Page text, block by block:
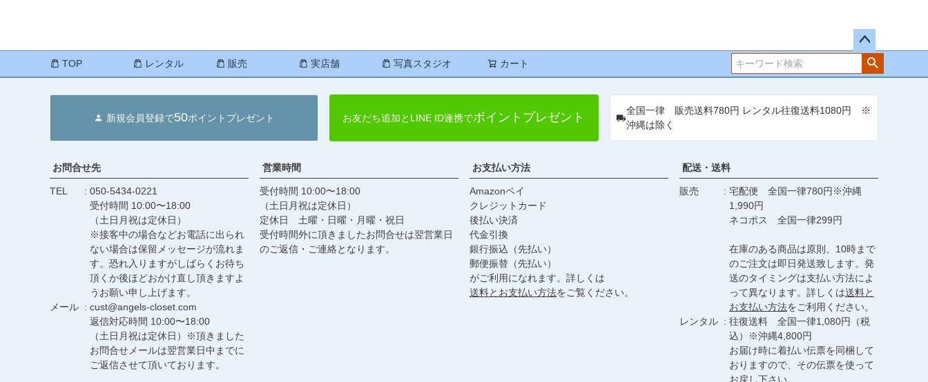
ペー
ジト
TOP レンタル 販売 実店舗 写真スタジオ カート
検索
新規会員登録で50ポイントプレゼント お友だち追加とLINE ID連携でポイントプレゼント
全国一律 販売送料780円 レンタル往復送料1080円 ※
沖縄は除く
お問合せ先
TEL
050-5434-0221
受付時間 10:00〜18:00
（土日月祝は定休日）
※接客中の場合などお電話に出られ
ない場合は保留メッセージが流れま
す。恐れ入りますがしばらくお待ち
頂くか後ほどおかけ直し頂きますよ
うお願い申し上げます。
メール
cust@angels-closet.com
返信対応時間 10:00〜18:00
（土日月祝は定休日）※頂きました
お問合せメールは翌営業日中までに
ご返信させて頂いております。
営業時間
受付時間 10:00〜18:00
（土日月祝は定休日）
定休日 土曜・日曜・月曜・祝日
受付時間外に頂きましたお問合せは翌営業日
のご返信・ご連絡となります。
お支払い方法
Amazonペイ
クレジットカード
後払い決済
代金引換
銀行振込（先払い）
郵便振替（先払い）
がご利用になれます。詳しくは
送料とお支払い方法をご覧ください。
配送・送料
販売
宅配便 全国一律780円※沖縄
1,990円
ネコポス 全国一律299円
在庫のある商品は原則、10時まで
のご注文は即日発送致します。発
送のタイミングは支払い方法によ
って異なります。詳しくは送料と
お支払い方法をご利用ください。
レンタル
往復送料 全国一律1,080円（税
込）※沖縄4,800円
お届け時に着払い伝票を同梱して
おりますので、その伝票を使って
お戻し下さい。